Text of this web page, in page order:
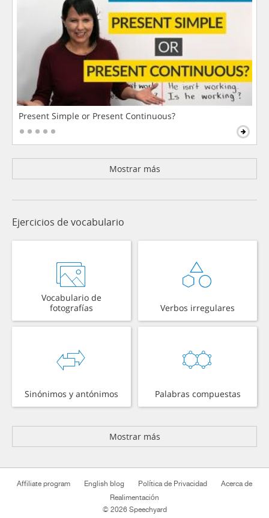
Present Simple or Present Continuous?
Mostrar más
Ejercicios de vocabulario
Vocabulario de
fotografías
Verbos irregulares
Sinónimos y antónimos Palabras compuestas
Mostrar más
Affiliate program English blog Política de Privacidad
Acerca de
Realimentación
© 2026 Speechyard